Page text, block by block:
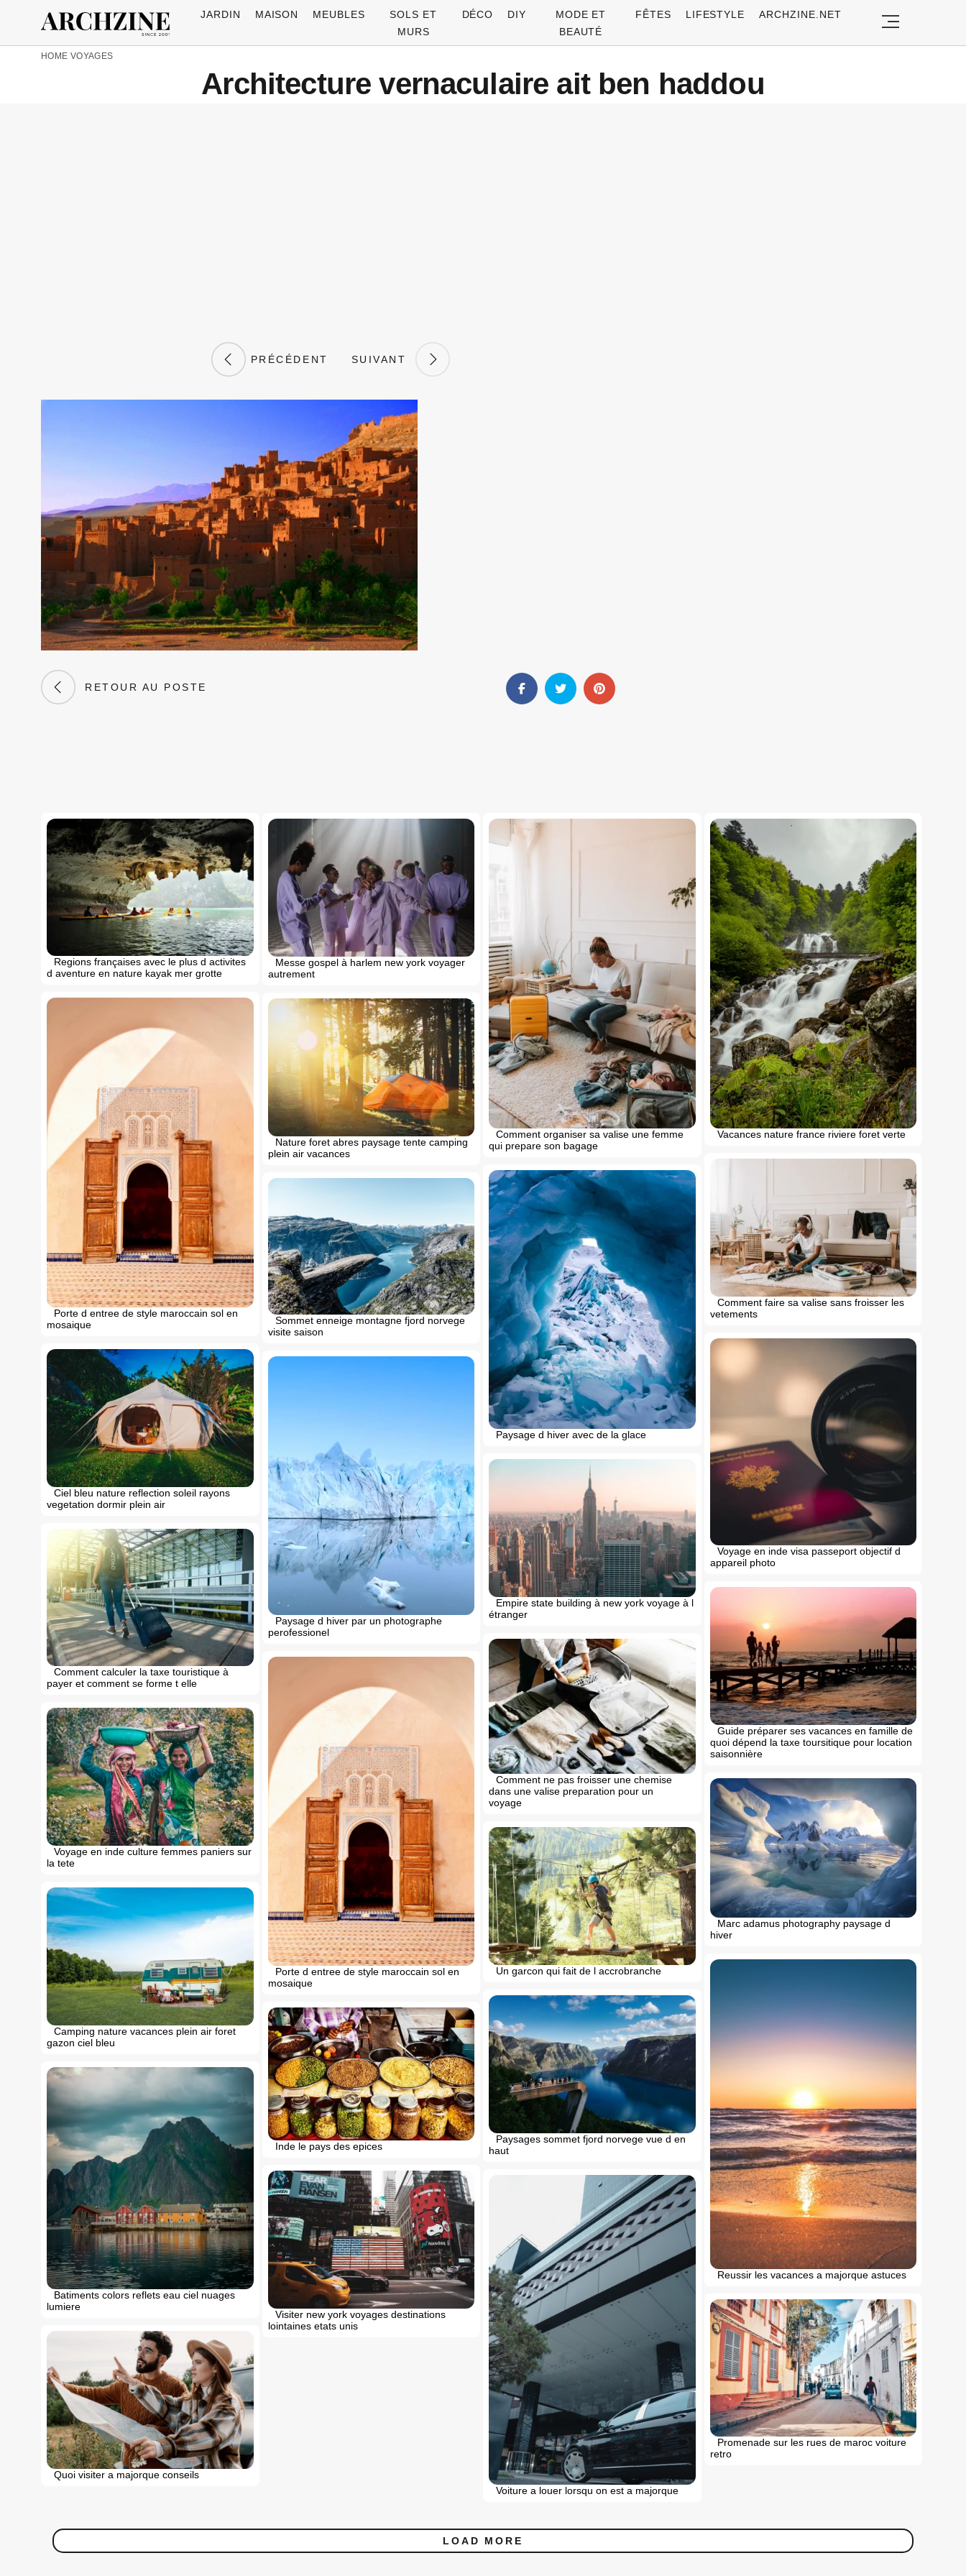
JARDIN MAISON MEUBLES
SOLS ET
MURS
DÉCO DIY
MODE ET
BEAUTÉ
FÊTES LIFESTYLE ARCHZINE.NET
HOME VOYAGES
Architecture vernaculaire ait ben haddou
PRÉCÉDENT SUIVANT
RETOUR AU POSTE
Regions françaises avec le plus d activites
d aventure en nature kayak mer grotte
Messe gospel à harlem new york voyager
autrement
Comment organiser sa valise une femme
qui prepare son bagage
Vacances nature france riviere foret verte
Porte d entree de style maroccain sol en
mosaique
Nature foret abres paysage tente camping
plein air vacances
Comment faire sa valise sans froisser les
vetements
Paysage d hiver avec de la glace
Sommet enneige montagne fjord norvege
visite saison
Voyage en inde visa passeport objectif d
appareil photo
Ciel bleu nature reflection soleil rayons
vegetation dormir plein air
Paysage d hiver par un photographe
perofessionel
Empire state building à new york voyage à l
étranger
Comment calculer la taxe touristique à
payer et comment se forme t elle
Guide préparer ses vacances en famille de
quoi dépend la taxe toursitique pour location
saisonnière
Comment ne pas froisser une chemise
dans une valise preparation pour un
voyage
Porte d entree de style maroccain sol en
mosaique
Voyage en inde culture femmes paniers sur
la tete
Marc adamus photography paysage d
hiver
Un garcon qui fait de l accrobranche
Camping nature vacances plein air foret
gazon ciel bleu
Reussir les vacances a majorque astuces
Paysages sommet fjord norvege vue d en
haut
Inde le pays des epices
Batiments colors reflets eau ciel nuages
lumiere
Visiter new york voyages destinations
lointaines etats unis
Voiture a louer lorsqu on est a majorque
Promenade sur les rues de maroc voiture
retro
Quoi visiter a majorque conseils
LOAD MORE